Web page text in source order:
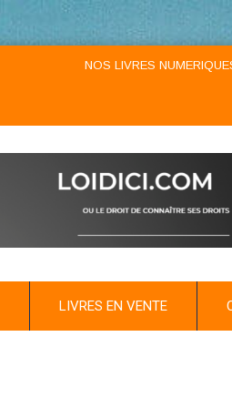
NOS LIVRES NUMERIQUES
LIVRES EN VENTE